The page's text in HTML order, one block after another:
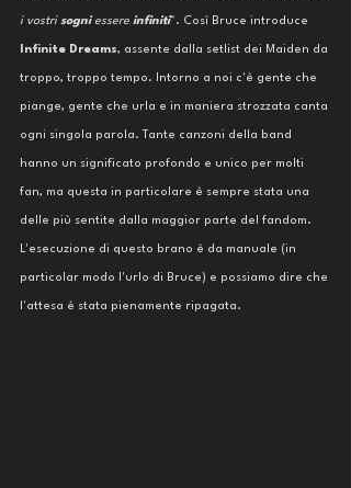
i vostri sogni essere infiniti". Così Bruce introduce
Infinite Dreams, assente dalla setlist dei Maiden da
troppo, troppo tempo. Intorno a noi c'è gente che
piange, gente che urla e in maniera strozzata canta
ogni singola parola. Tante canzoni della band
hanno un significato profondo e unico per molti
fan, ma questa in particolare è sempre stata una
delle più sentite dalla maggior parte del fandom.
L'esecuzione di questo brano è da manuale (in
particolar modo l'urlo di Bruce) e possiamo dire che
l'attesa è stata pienamente ripagata.